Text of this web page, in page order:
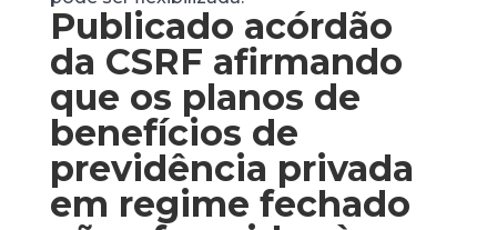
Publicado acórdão
da CSRF afirmando
que os planos de
benefícios de
previdência privada
em regime fechado